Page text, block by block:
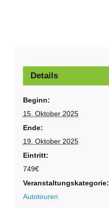
Details
Beginn:
15. Oktober 2025
Ende:
19. Oktober 2025
Eintritt:
749€
Veranstaltungskategorie:
Autotouren